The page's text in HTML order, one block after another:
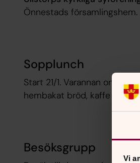
Vi
Önnestads församlingshem.
Sopplunch
Start 21/1. Varannan onsdag
hembakat bröd, kaffe och
Besöksgrupp